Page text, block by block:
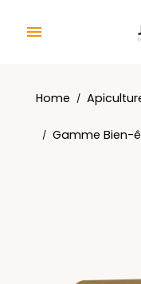

Home
Gamme Bien-